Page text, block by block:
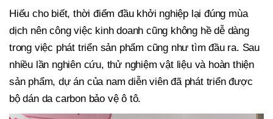
Hiếu cho biết, thời điểm đầu khởi nghiệp lại đúng mùa
dịch nên công việc kinh doanh cũng không hề dễ dàng
trong việc phát triển sản phẩm cũng như tìm đầu ra. Sau
nhiều lần nghiên cứu, thử nghiệm vật liệu và hoàn thiện
sản phẩm, dự án của nam diễn viên đã phát triển được
bộ dán da carbon bảo vệ ô tô.